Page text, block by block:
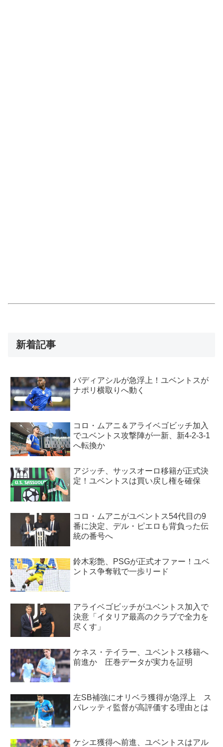
新着記事
バディアシルが急浮上！ユベントスが
ナポリ横取りへ動く
コロ・ムアニ＆アライベゴビッチ加入
でユベントス攻撃陣が一新、新4-2-3-1
へ転換か
アジッチ、サッスオーロ移籍が正式決
定！ユベントスは買い戻し権を確保
コロ・ムアニがユベントス54代目の9
番に決定、デル・ピエロも背負った伝
統の番号へ
鈴木彩艶、PSGが正式オファー！ユベ
ントス争奪戦で一歩リード
アライベゴビッチがユベントス加入で
決意「イタリア最高のクラブで全力を
尽くす」
ケネス・テイラー、ユベントス移籍へ
前進か 圧巻データが実力を証明
左SB補強にオリベラ獲得が急浮上 ス
パレッティ監督が高評価する理由とは
ケシエ獲得へ前進、ユベントスはアル